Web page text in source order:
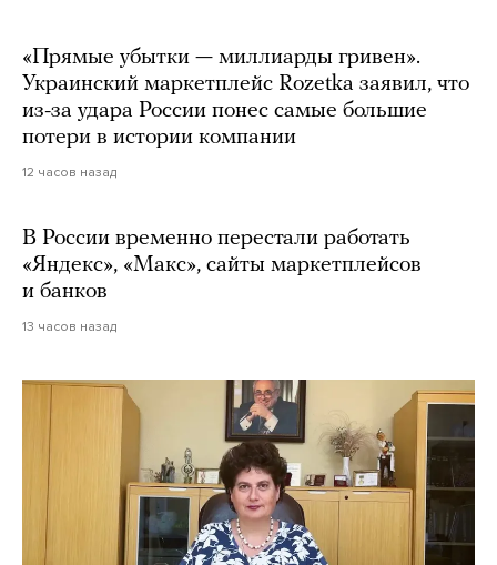
«Прямые убытки — миллиарды гривен».
Украинский маркетплейс Rozetka заявил, что
из-за удара России понес самые большие
потери в истории компании
12 часов назад
В России временно перестали работать
«Яндекс», «Макс», сайты маркетплейсов
и банков
13 часов назад